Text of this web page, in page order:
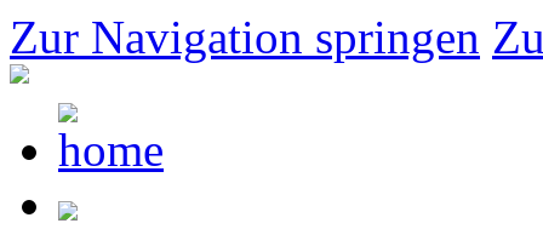
Zur Navigation springen